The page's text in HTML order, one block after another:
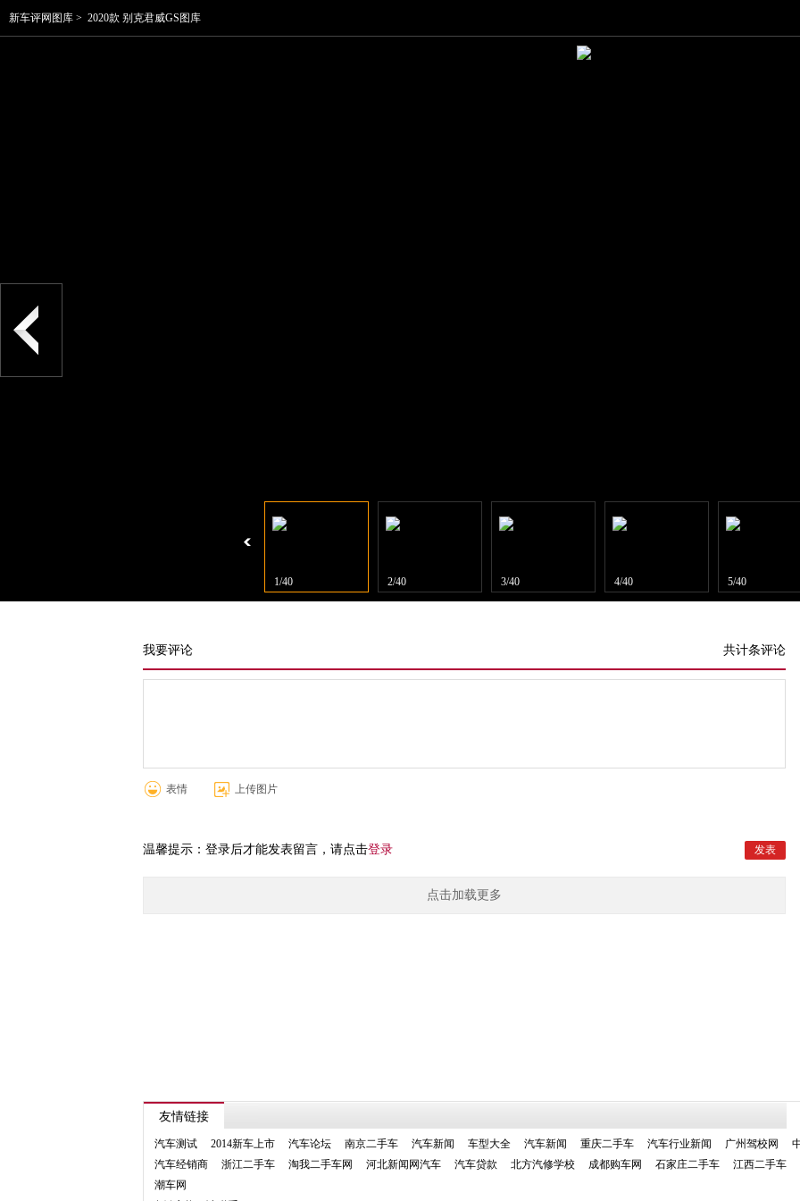
新车评网图库 > 2020款 别克君威GS图库
1/40 2/40 3/40 4/40 5/40
共计条评论
我要评论
表情 上传图片
温馨提示：登录后才能发表留言，请点击登录
点击加载更多
友情链接
汽车测试 2014新车上市 汽车论坛 南京二手车 汽车新闻 车型大全 汽车新闻 重庆二手车 汽车行业新闻 广州驾校网
汽车经销商
浙江二手车 淘我二手车网 河北新闻网汽车 汽车贷款 北方汽修学校 成都购车网 石家庄二手车 江西二手车
潮车网